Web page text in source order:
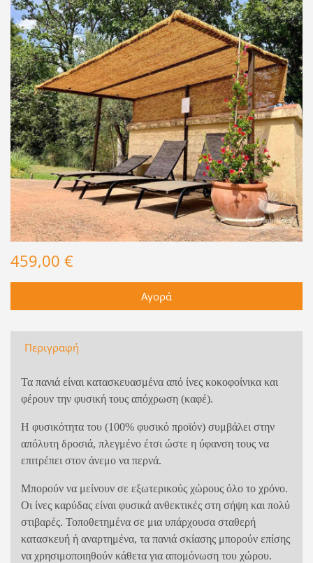
459,00 €
Περιγραφή
Τα πανιά είναι κατασκευασμένα από ίνες κοκοφοίνικα και
φέρουν την φυσική τους απόχρωση (καφέ).
Η φυσικότητα του (100% φυσικό προϊόν) συμβάλει στην
απόλυτη δροσιά, πλεγμένο έτσι ώστε η ύφανση τους να
επιτρέπει στον άνεμο να περνά.
Μπορούν να μείνουν σε εξωτερικούς χώρους όλο το χρόνο.
Οι ίνες καρύδας είναι φυσικά ανθεκτικές στη σήψη και πολύ
στιβαρές. Τοποθετημένα σε μια υπάρχουσα σταθερή
κατασκευή ή αναρτημένα, τα πανιά σκίασης μπορούν επίσης
να χρησιμοποιηθούν κάθετα για απομόνωση του χώρου.